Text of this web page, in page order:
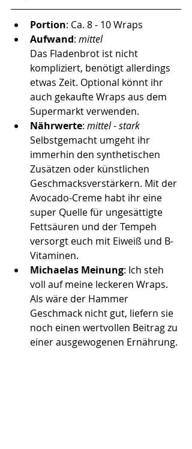
Portion: Ca. 8 - 10 Wraps
Aufwand: mittel
Das Fladenbrot ist nicht
kompliziert, benötigt allerdings
etwas Zeit. Optional könnt ihr
auch gekaufte Wraps aus dem
Supermarkt verwenden.
Nährwerte: mittel - stark
Selbstgemacht umgeht ihr
immerhin den synthetischen
Zusätzen oder künstlichen
Geschmacksverstärkern. Mit der
Avocado-Creme habt ihr eine
super Quelle für ungesättigte
Fettsäuren und der Tempeh
versorgt euch mit Eiweiß und B-
Vitaminen.
Michaelas Meinung: Ich steh
voll auf meine leckeren Wraps.
Als wäre der Hammer
Geschmack nicht gut, liefern sie
noch einen wertvollen Beitrag zu
einer ausgewogenen Ernährung.